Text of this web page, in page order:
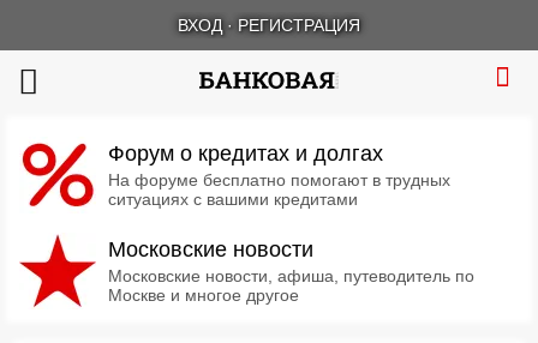
ВХОД · РЕГИСТРАЦИЯ
Форум о кредитах и долгах
На форуме бесплатно помогают в трудных
ситуациях с вашими кредитами
Московские новости
Московские новости, афиша, путеводитель по
Москве и многое другое